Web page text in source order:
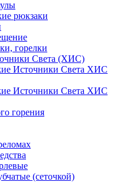
рюкзаки
горелки
Света (ХИС)
Источники Света ХИС
Источники Света ХИС
горения
(сеточкой)